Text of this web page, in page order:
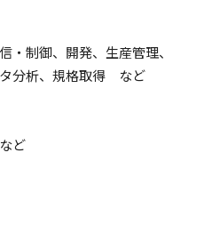
制御、開発、生産管理、
分析、規格取得 など
ど